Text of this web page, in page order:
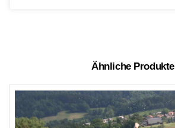
Ähnliche Produkte